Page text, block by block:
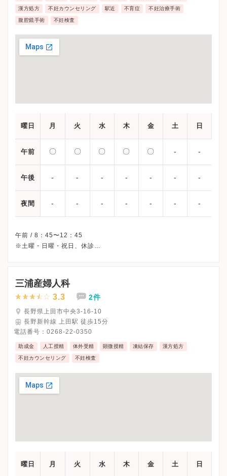
漢方処方 不妊カウンセリング 駅近 不育症 不妊治療手術
腹腔鏡手術 不妊検査
曜日 月 火 水 木 金 土 日
午前 〇 〇 〇 〇 〇 - -
午後 - - - - - - -
夜間 - - - - - - -
午前 / 8：45〜12：45
※土曜・日曜・祝日、休診
三浦産婦人科
3.3 2件
長野県上田市中央3-16-10
長野新幹線 上田駅 徒歩15分
電話番号： 0268-22-0350
助成金 人工授精 体外受精 顕微授精 凍結保存 漢方処方
不妊カウンセリング 不妊検査
曜日 月 火 水 木 金 土 日